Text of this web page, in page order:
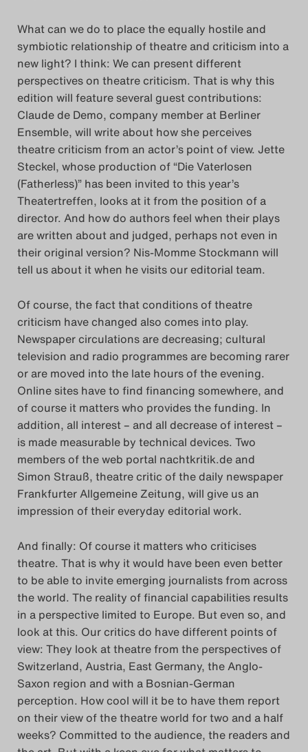
What can we do to place the equally hostile and
symbiotic relationship of theatre and criticism into a
new light? I think: We can present different
perspectives on theatre criticism. That is why this
edition will feature several guest contributions:
Claude de Demo, company member at Berliner
Ensemble, will write about how she perceives
theatre criticism from an actor’s point of view. Jette
Steckel, whose production of “Die Vaterlosen
(Fatherless)” has been invited to this year’s
Theatertreffen, looks at it from the position of a
director. And how do authors feel when their plays
are written about and judged, perhaps not even in
their original version? Nis-Momme Stockmann will
tell us about it when he visits our editorial team.
Of course, the fact that conditions of theatre
criticism have changed also comes into play.
Newspaper circulations are decreasing; cultural
television and radio programmes are becoming rarer
or are moved into the late hours of the evening.
Online sites have to find financing somewhere, and
of course it matters who provides the funding. In
addition, all interest – and all decrease of interest –
is made measurable by technical devices. Two
members of the web portal nachtkritik.de and
Simon Strauß, theatre critic of the daily newspaper
Frankfurter Allgemeine Zeitung, will give us an
impression of their everyday editorial work.
And finally: Of course it matters who criticises
theatre. That is why it would have been even better
to be able to invite emerging journalists from across
the world. The reality of financial capabilities results
in a perspective limited to Europe. But even so, and
look at this. Our critics do have different points of
view: They look at theatre from the perspectives of
Switzerland, Austria, East Germany, the Anglo-
Saxon region and with a Bosnian-German
perception. How cool will it be to have them report
on their view of the theatre world for two and a half
weeks? Committed to the audience, the readers and